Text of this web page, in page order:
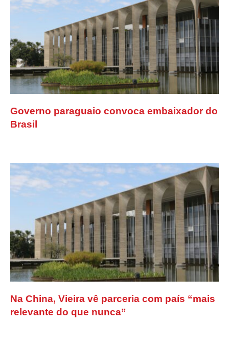
Governo paraguaio convoca embaixador do
Brasil
Na China, Vieira vê parceria com país “mais
relevante do que nunca”